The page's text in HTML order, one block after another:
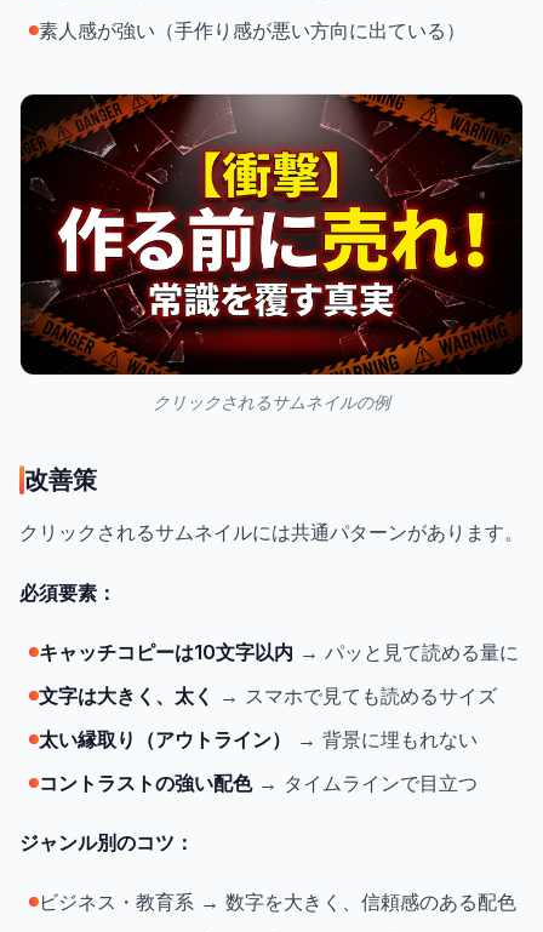
素人感が強い（手作り感が悪い方向に出ている）
クリックされるサムネイルの例
改善策
クリックされるサムネイルには共通パターンがあります。
必須要素：
キャッチコピーは10文字以内 → パッと見て読める量に
文字は大きく、太く
→ スマホで見ても読めるサイズ
太い縁取り（アウトライン）
→ 背景に埋もれない
コントラストの強い配色→ タイムラインで目立つ
ジャンル別のコツ：
ビジネス・教育系 → 数字を大きく、信頼感のある配色